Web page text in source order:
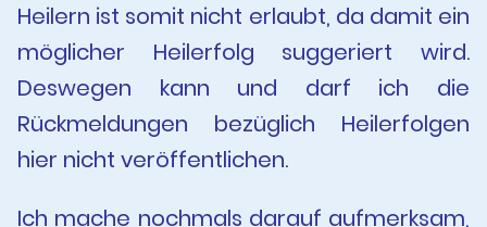
Heilern ist somit nicht erlaubt, da damit ein
möglicher Heilerfolg suggeriert wird.
Deswegen kann und darf ich die
Rückmeldungen bezüglich Heilerfolgen
hier nicht veröffentlichen.
Ich mache nochmals darauf aufmerksam,